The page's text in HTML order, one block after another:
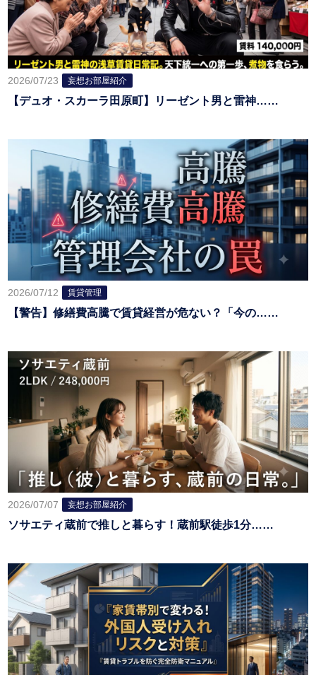
2026/07/23 妄想お部屋紹介
【デュオ・スカーラ田原町】リーゼント男と雷神……
2026/07/12 賃貸管理
【警告】修繕費高騰で賃貸経営が危ない？「今の……
2026/07/07 妄想お部屋紹介
ソサエティ蔵前で推しと暮らす！蔵前駅徒歩1分……